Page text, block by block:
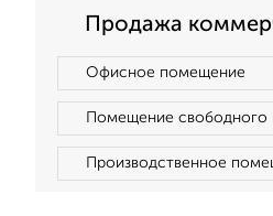
Продажа
Офисное помещение
Помещение свободного
Производственное